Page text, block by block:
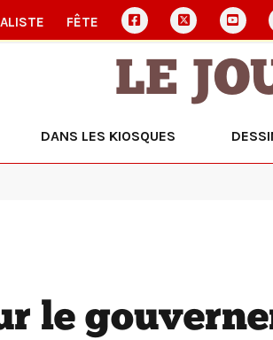
FÊTE
LE
DANS LES KIOSQUES
le